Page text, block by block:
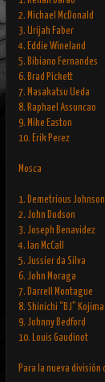
2. Michael McDonald
3. Urijah Faber
4. Eddie Wineland
5. Bibiano Fernandes
6. Brad Pickett
7. Masakatsu Ueda
8. Raphael Assuncao
9. Mike Easton
10. Erik Perez
Mosca
1. Demetrious Johnson
2. John Dodson
3. Joseph Benavidez
4. Ian McCall
5. Jussier da Silva
6. John Moraga
7. Darrell Montague
8. Shinichi “BJ” Kojima
9. Johnny Bedford
10. Louis Gaudinot
Para la nueva división